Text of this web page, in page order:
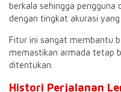
berkala sehingga pengguna
dengan tingkat akurasi yang
Fitur ini sangat membantu
memastikan armada tetap
ditentukan.
Histori Perjalanan